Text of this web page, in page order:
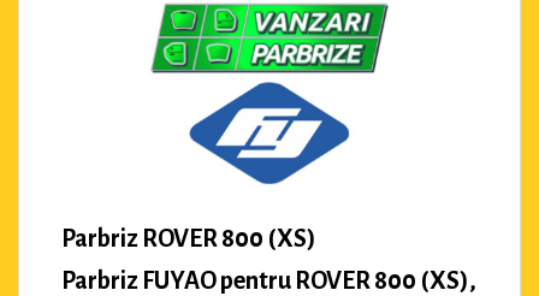
Parbriz ROVER 800 (XS)
Parbriz FUYAO pentru ROVER 800 (XS),